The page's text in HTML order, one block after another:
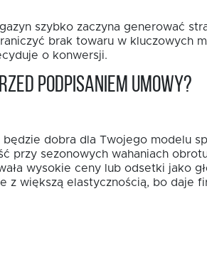
szybko zaczyna generować
brak towaru w kluczowych
o konwersji.
podpisaniem umowy?
dobra dla Twojego modelu
przy sezonowych wahaniach
wysokie ceny lub odsetki jako
z większą elastycznością, bo daje